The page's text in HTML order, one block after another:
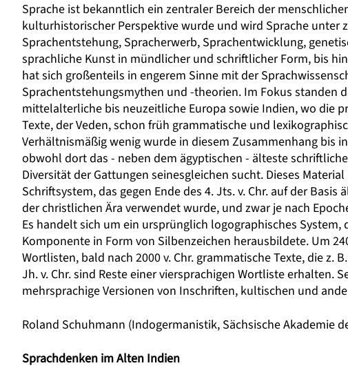
Sprache ist bekanntlich ein zentraler Bereich der
kulturhistorischer Perspektive wurde und wird Sprache unter
Sprachentstehung, Spracherwerb, Sprachentwicklung,
sprachliche Kunst in mündlicher und schriftlicher Form, bis
hat sich großenteils in engerem Sinne mit der
Sprachentstehungsmythen und -theorien. Im Fokus standen
mittelalterliche bis neuzeitliche Europa sowie Indien, wo die
Texte, der Veden, schon früh grammatische und
Verhältnismäßig wenig wurde in diesem Zusammenhang bis
obwohl dort das - neben dem ägyptischen - älteste
Diversität der Gattungen seinesgleichen sucht. Dieses
Schriftsystem, das gegen Ende des 4. Jts. v. Chr. auf der
der christlichen Ära verwendet wurde, und zwar je nach
Es handelt sich um ein ursprünglich logographisches
Komponente in Form von Silbenzeichen herausbildete. Um
Wortlisten, bald nach 2000 v. Chr. grammatische Texte, die z.
Jh. v. Chr. sind Reste einer viersprachigen Wortliste erhalten.
mehrsprachige Versionen von Inschriften, kultischen und
Roland Schuhmann (Indogermanistik, Sächsische Akademie
Sprachdenken im Alten Indien